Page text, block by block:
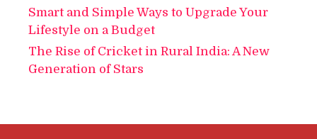
Smart and Simple Ways to Upgrade Your
Lifestyle on a Budget
The Rise of Cricket in Rural India: A New
Generation of Stars